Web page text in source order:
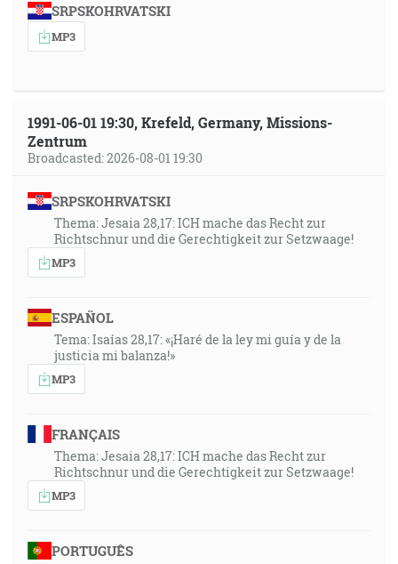
SRPSKOHRVATSKI
MP3
1991-06-01 19:30, Krefeld, Germany, Missions-
Zentrum
Broadcasted: 2026-08-01 19:30
SRPSKOHRVATSKI
Thema: Jesaia 28,17: ICH mache das Recht zur
Richtschnur und die Gerechtigkeit zur Setzwaage!
MP3
ESPAÑOL
Tema: Isaías 28,17: «¡Haré de la ley mi guía y de la
justicia mi balanza!»
MP3
FRANÇAIS
Thema: Jesaia 28,17: ICH mache das Recht zur
Richtschnur und die Gerechtigkeit zur Setzwaage!
MP3
PORTUGUÊS